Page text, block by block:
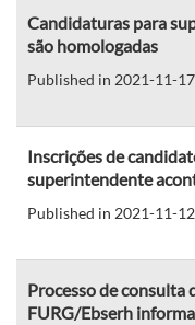
Candidaturas para
são homologadas
Published in 2021-11-
Inscrições de
superintendente
Published in 2021-11-
Processo de
FURG/Ebserh